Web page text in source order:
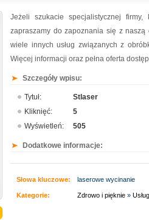
Jeżeli szukacie specjalistycznej
zapraszamy do zapoznania się z
wiele innych usług związanych z
Więcej informacji oraz pełna oferta
Szczegóły wpisu:
Tytuł:
Stlaser
Kliknięć:
5
Wyświetleń:
505
Dodatkowe informacje:
Słowa kluczowe: laserowe wycinanie
Kategorie: Zdrowo i pięknie »